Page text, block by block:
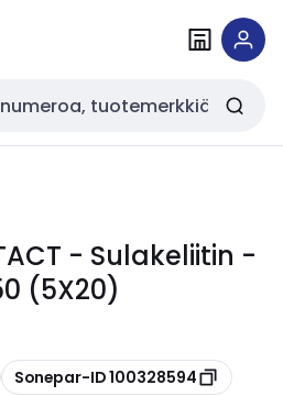
- Sulakeliitin -
(5X20)
Kopioi
Sonepar-ID 100328594